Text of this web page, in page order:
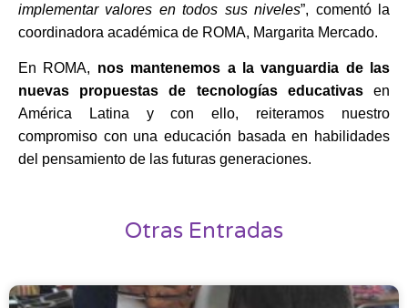
implementar valores en todos sus niveles”, comentó la
coordinadora académica de ROMA, Margarita Mercado.
En ROMA, nos mantenemos a la vanguardia de las
nuevas propuestas de tecnologías educativasen
América Latina y con ello, reiteramos nuestro
compromiso con una educación basada en habilidades
del pensamiento de las futuras generaciones.
Otras Entradas